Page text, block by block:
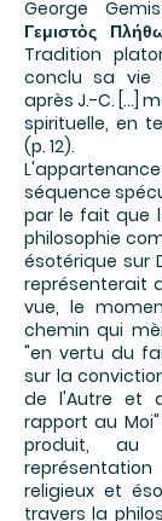
George
Γεμιστὸς
Tradition
conclu sa vie
après J.-C. [...]
spirituelle, en
(p. 12).
séquence
par le fait que
philosophie
ésotérique sur
représenterait
vue, le
chemin qui
"en vertu du
sur la
de l'Autre et
rapport au
produit, au
religieux et
travers la